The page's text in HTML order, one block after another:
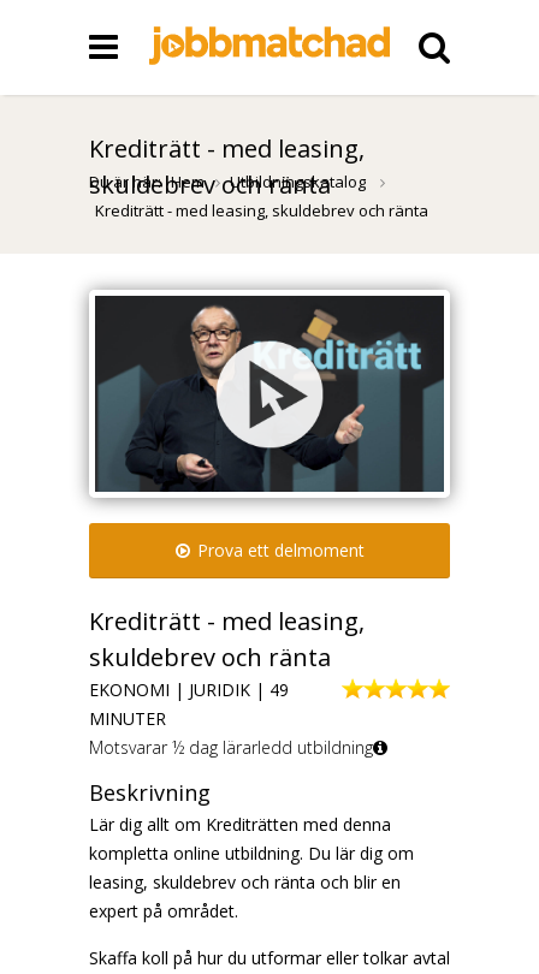
Krediträtt - med leasing,
skuldebrev och ränta
Du är här: Hem
Utbildningskatalog
Krediträtt - med leasing, skuldebrev och ränta
Prova ett delmoment
Krediträtt - med leasing,
skuldebrev och ränta
EKONOMI | JURIDIK | 49
MINUTER
Motsvarar ½ dag lärarledd utbildning
Beskrivning
Lär dig allt om Krediträtten med denna
kompletta online utbildning. Du lär dig om
leasing, skuldebrev och ränta och blir en
expert på området.
Skaffa koll på hur du utformar eller tolkar avtal